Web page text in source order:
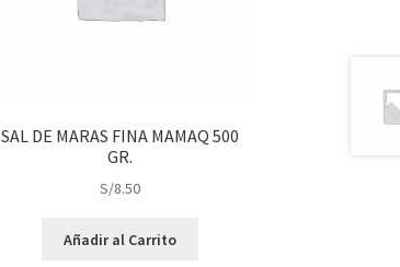
SAL DE MARAS FINA MAMAQ 500
GR.
S/8.50
Añadir al Carrito